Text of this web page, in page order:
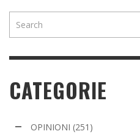
CATEGORIE
OPINIONI (251)